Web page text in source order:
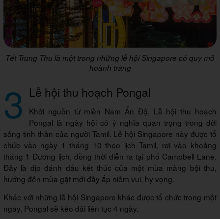
Tết Trung Thu là một trong những lễ hội Singapore có quy mô
hoành tráng
3 Lễ hội thu hoạch Pongal
Khởi nguồn từ miền Nam Ấn Độ, Lễ hội thu hoạch
Pongal là ngày hội có ý nghĩa quan trọng trong đời
sống tinh thần của người Tamil. Lễ hội Singapore này được tổ
chức vào ngày 1 tháng 10 theo lịch Tamil, rơi vào khoảng
tháng 1 Dương lịch, đồng thời diễn ra tại phố Campbell Lane.
Đây là dịp đánh dấu kết thúc của một mùa màng bội thu,
hướng đến mùa gặt mới đầy ắp niềm vui, hy vọng.
Khác với những lễ hội Singapore khác được tổ chức trong một
ngày, Pongal sẽ kéo dài liên tục 4 ngày.